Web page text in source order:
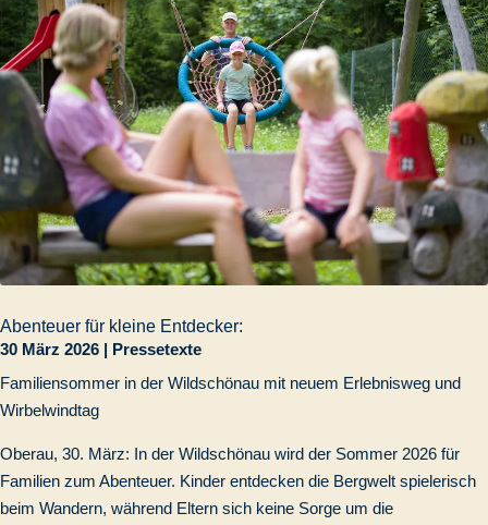
Abenteuer für kleine Entdecker:
30 März 2026 | Pressetexte
Familiensommer in der Wildschönau mit neuem Erlebnisweg und
Wirbelwindtag
Oberau, 30. März: In der Wildschönau wird der Sommer 2026 für
Familien zum Abenteuer. Kinder entdecken die Bergwelt spielerisch
beim Wandern, während Eltern sich keine Sorge um die